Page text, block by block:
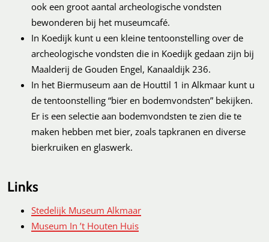
ook een groot aantal archeologische vondsten
bewonderen bij het museumcafé.
In Koedijk kunt u een kleine tentoonstelling over de
archeologische vondsten die in Koedijk gedaan zijn bij
Maalderij de Gouden Engel, Kanaaldijk 236.
In het Biermuseum aan de Houttil 1 in Alkmaar kunt u
de tentoonstelling “bier en bodemvondsten” bekijken.
Er is een selectie aan bodemvondsten te zien die te
maken hebben met bier, zoals tapkranen en diverse
bierkruiken en glaswerk.
Links
Stedelijk Museum Alkmaar
Museum In ’t Houten Huis